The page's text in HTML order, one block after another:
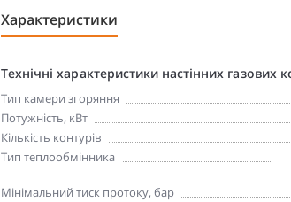
Характеристики
Технічні характеристики настінних газових
Тип камери згоряння
Потужність, кВт
Кількість контурів
Тип теплообмінника
Мінімальний тиск протоку, бар